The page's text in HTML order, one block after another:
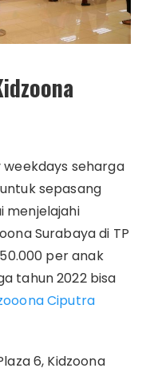
seharga
sepasang
menjelajahi
Surabaya di TP
per anak
tahun 2022 bisa
Ciputra
6, Kidzoona